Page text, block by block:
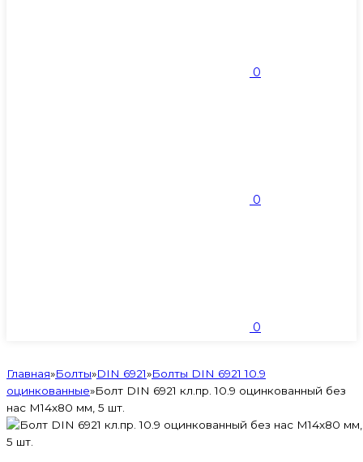
0
0
0
Главная»Болты»DIN 6921»Болты DIN 6921 10.9
оцинкованные»Болт DIN 6921 кл.пр. 10.9 оцинкованный без
нас М14х80 мм, 5 шт.